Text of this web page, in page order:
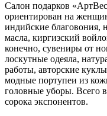
Салон подарков
ориентирован на
индийские благовония,
масла, киргизский
конечно, сувениры от
лоскутные одеяла,
работы, авторские
модные портупеи из
головные уборы. Всего
сорока экспонентов.